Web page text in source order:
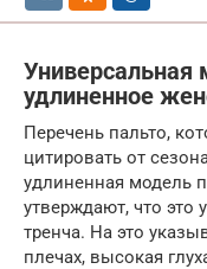
Универсальная
удлиненное
Перечень пальто,
цитировать от
удлиненная модель
утверждают, что это
тренча. На это
плечах, высокая